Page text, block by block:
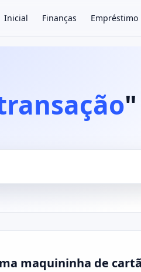
Inicial Finanças Empréstimo
"
maquininha de